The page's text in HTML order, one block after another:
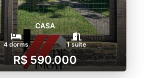
CASA
4 dorms 1 suíte
R$ 590.000